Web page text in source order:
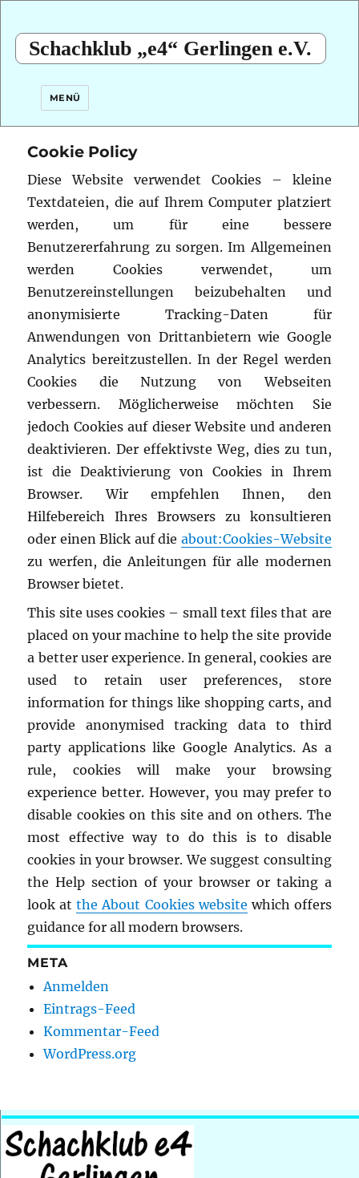
Schachklub „e4“ Gerlingen e.V.
MENÜ
Cookie Policy
Diese Website verwendet Cookies – kleine
Textdateien, die auf Ihrem Computer platziert
werden, um für eine bessere
Benutzererfahrung zu sorgen. Im Allgemeinen
werden Cookies verwendet, um
Benutzereinstellungen beizubehalten und
anonymisierte Tracking-Daten für
Anwendungen von Drittanbietern wie Google
Analytics bereitzustellen. In der Regel werden
Cookies die Nutzung von Webseiten
verbessern.
Möglicherweise möchten Sie
jedoch Cookies auf dieser Website und anderen
deaktivieren. Der effektivste Weg, dies zu tun,
ist die Deaktivierung von Cookies in Ihrem
Browser.
Wir empfehlen Ihnen, den
Hilfebereich Ihres Browsers zu konsultieren
oder einen Blick auf die about:Cookies-Website
zu werfen, die Anleitungen für alle modernen
Browser bietet.
This site uses cookies – small text files that are
placed on your machine to help the site provide
a better user experience. In general, cookies are
used to retain user preferences, store
information for things like shopping carts, and
provide anonymised tracking data to third
party applications like Google Analytics. As a
rule, cookies will make your browsing
experience better. However, you may prefer to
disable cookies on this site and on others. The
most effective way to do this is to disable
cookies in your browser. We suggest consulting
the Help section of your browser or taking a
look atthe About Cookies website which offers
guidance for all modern browsers.
META
Anmelden
Eintrags-Feed
Kommentar-Feed
WordPress.org